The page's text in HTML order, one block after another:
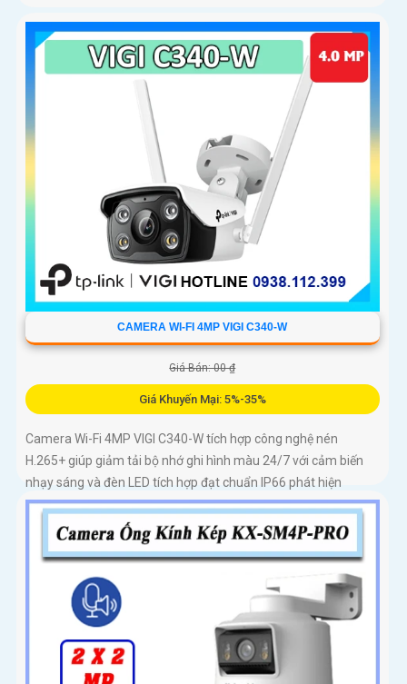
CAMERA WI-FI 4MP VIGI C340-W
Giá Bán: 00 ₫
Giá Khuyến Mại: 5%-35%
Camera Wi-Fi 4MP VIGI C340-W tích hợp công nghệ nén
H.265+ giúp giảm tải bộ nhớ ghi hình màu 24/7 với cảm biến
nhạy sáng và đèn LED tích hợp đạt chuẩn IP66 phát hiện
chuyển động phát hiện con người vượt ranh giới xâm nhập giả
mạo kiểm soát toàn bộ từ xa bằng VIGI App